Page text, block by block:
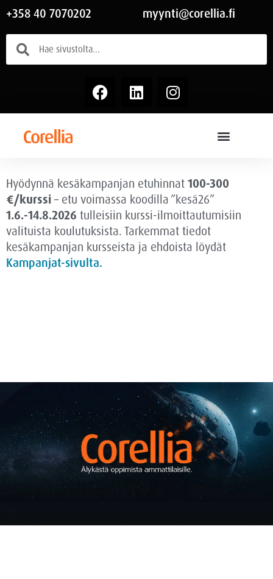
+358 40 7070202 myynti@corellia.fi
Hyödynnä kesäkampanjan etuhinnat 100-300
€/kurssi – etu voimassa koodilla ”kesä26”
1.6.-14.8.2026 tulleisiin kurssi-ilmoittautumisiin
valituista koulutuksista. Tarkemmat tiedot
kesäkampanjan kursseista ja ehdoista löydät
Kampanjat-sivulta.